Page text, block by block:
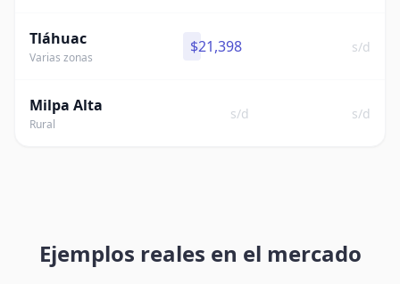
Tláhuac
Varias zonas
$21,398 s/d
Milpa Alta
Rural
s/d s/d
Ejemplos reales en el mercado